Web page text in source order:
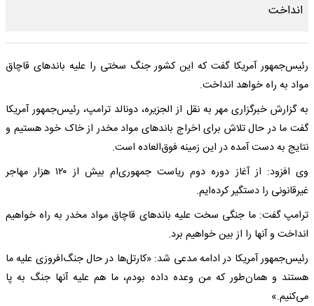
رئیس‌جمهور آمریکا گفت که این کشور جنگ سختی را علیه باندهای قاچاق
مواد به راه خواهد انداخت.
به گزارش خبرگزاری مهر به نقل از الجزیره، دونالد ترامپ، رئیس‌جمهور آمریکا
گفت ما در حال تلاش برای اخراج باندهای مواد مخدر از خاک خود هستیم و
نتایج به دست آمده در این زمینه فوق‌العاده است.
وی افزود: از آغاز دوره دوم ریاست جمهوری‌ام بیش از ۱۲۰ هزار مهاجر
غیرقانونی را دستگیر کرده‌ایم.
ترامپ گفت: ما جنگی سخت علیه باندهای قاچاق مواد مخدر به راه خواهیم
انداخت و آنها را از بین خواهیم برد.
رئیس‌جمهور آمریکا در ادامه مدعی شد: «کارتل‌ها در حال جنگ‌افروزی علیه ما
هستند و همان‌طور که من وعده داده بودم، ما هم علیه آنها جنگ به پا
می‌کنیم.»